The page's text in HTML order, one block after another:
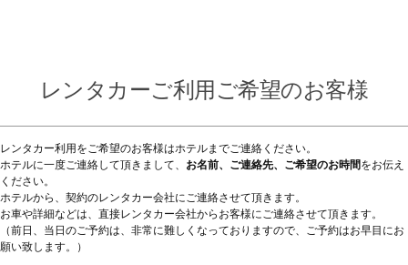
レンタカーご利用ご希望のお客様
レンタカー利用をご希望のお客様はホテルまでご連絡ください。
ホテルに一度ご連絡して頂きまして、 お名前、ご連絡先、ご希望のお時間をお伝え
ください。
ホテルから、契約のレンタカー会社にご連絡させて頂きます。
お車や詳細などは、直接レンタカー会社からお客様にご連絡させて頂きます。
（前日、当日のご予約は、非常に難しくなっておりますので、ご予約はお早目にお
願い致します。）